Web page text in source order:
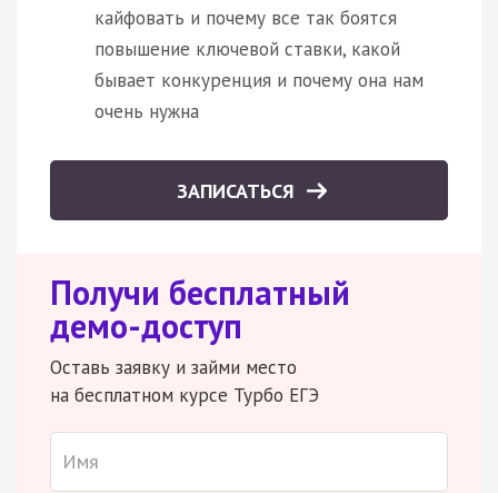
кайфовать и почему все так боятся
повышение ключевой ставки, какой
бывает конкуренция и почему она нам
очень нужна
ЗАПИСАТЬСЯ
Получи бесплатный
демо-доступ
Оставь заявку и займи место
на бесплатном курсе Турбо ЕГЭ